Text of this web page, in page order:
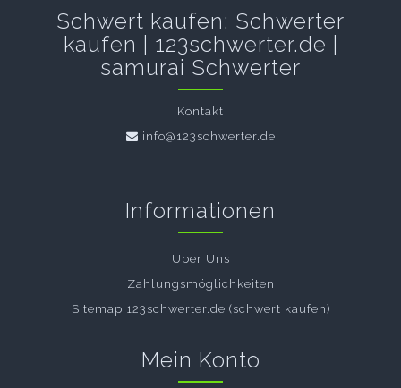
Schwert kaufen: Schwerter
kaufen | 123schwerter.de |
samurai Schwerter
Kontakt
info@123schwerter.de
Informationen
Uber Uns
Zahlungsmöglichkeiten
Sitemap 123schwerter.de (schwert kaufen)
Mein Konto